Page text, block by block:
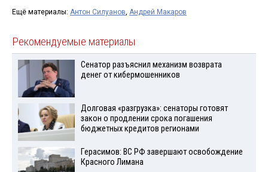
Ещё материалы: Антон Силуанов, Андрей Макаров
Рекомендуемые материалы
Сенатор разъяснил механизм возврата
денег от кибермошенников
Долговая «разгрузка»: сенаторы готовят
закон о продлении срока погашения
бюджетных кредитов регионами
Герасимов: ВС РФ завершают освобождение
Красного Лимана